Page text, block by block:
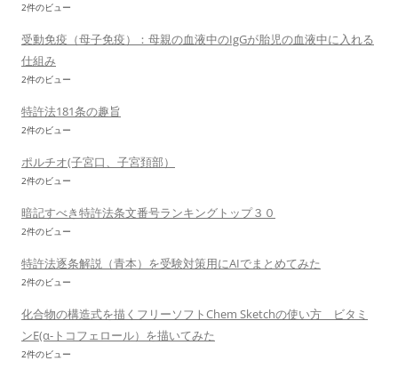
2件のビュー
受動免疫（母子免疫）：母親の血液中のIgGが胎児の血液中に入れる
仕組み
2件のビュー
特許法181条の趣旨
2件のビュー
ポルチオ(子宮口、子宮頚部）
2件のビュー
暗記すべき特許法条文番号ランキングトップ３０
2件のビュー
特許法逐条解説（青本）を受験対策用にAIでまとめてみた
2件のビュー
化合物の構造式を描くフリーソフトChem Sketchの使い方 ビタミ
ンE(α-トコフェロール）を描いてみた
2件のビュー